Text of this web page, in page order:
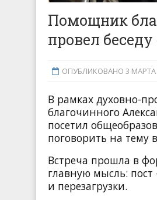
Помощник
провел
ОПУБЛИКОВАНО 3 МАРТА
В рамках духовно-
благочинного
посетил
поговорить на тему
Встреча прошла в
главную мысль:
и перезагрузки.